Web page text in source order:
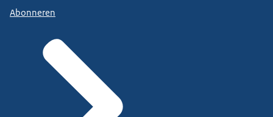
Abonneren